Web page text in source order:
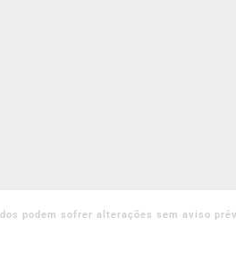
podem sofrer alterações sem aviso